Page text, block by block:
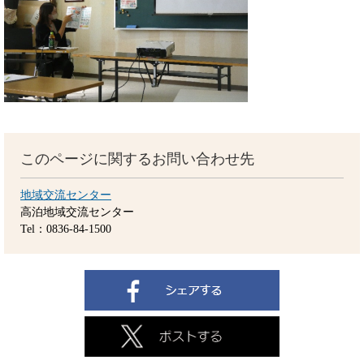
このページに関するお問い合わせ先
地域交流センター
高泊地域交流センター
Tel：0836-84-1500